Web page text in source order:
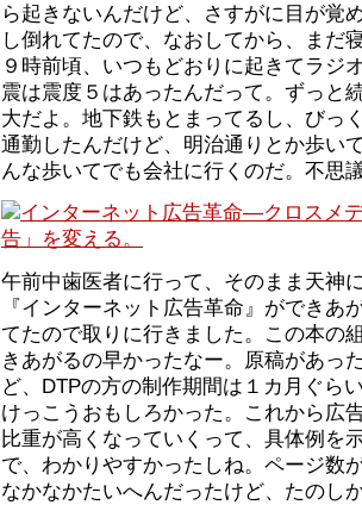
ら起きないんだけど、さすがに目が覚
し倒れてたので、なおしてから、まだ
９時前頃、いつもどおりに起きてラジ
震は震度５はあったんだって。ずっと
大だよ。地下鉄もとまってるし、びっ
通勤したんだけど、明治通りとか歩い
んな歩いてでも会社に行くのだ。不思
午前中歯医者に行って、そのまま天神
『インターネット広告革命』ができあ
てたので取りに行きました。この本の
きあがるの早かったなー。原稿があっ
ど、DTPの方の制作期間は１カ月ぐら
けっこうおもしろかった。これから広
比重が高くなっていくって、具体例を
で、わかりやすかったしね。ページ数
なかなかたいへんだったけど、たのし